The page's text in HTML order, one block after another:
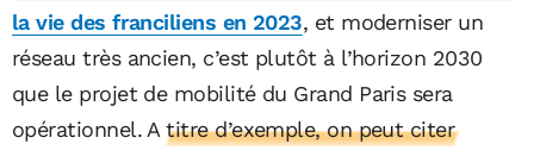
la vie des franciliens en 2023, et moderniser un
réseau très ancien, c’est plutôt à l’horizon 2030
que le projet de mobilité du Grand Paris sera
opérationnel. A titre d’exemple, on peut citer